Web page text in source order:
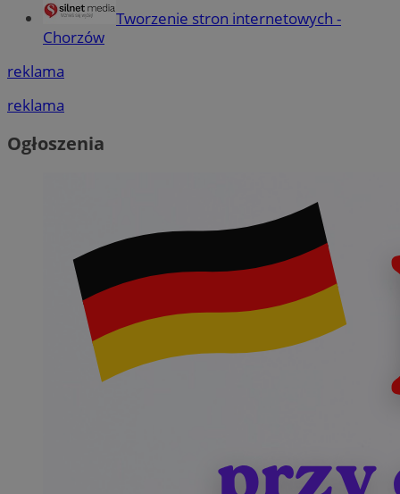
Tworzenie stron internetowych -
Chorzów
reklama
reklama
Ogłoszenia